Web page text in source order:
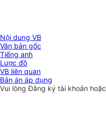
Nội dung VB
Văn bản gốc
Tiếng anh
Lược đồ
VB liên quan
Bản án áp dụng
Vui lòngĐăng ký tài khoản hoặc